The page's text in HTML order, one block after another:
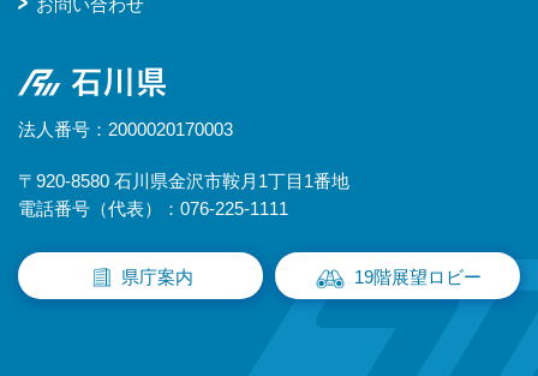
お問い合わせ
石川県
法人番号：2000020170003
〒920-8580 石川県金沢市鞍月1丁目1番地
電話番号（代表）：076-225-1111
県庁案内 19階展望ロビー